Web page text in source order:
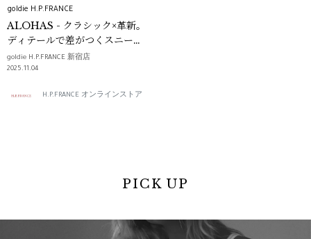
goldie H.P.FRANCE
ALOHAS - クラシック×革新。
ディテールで差がつくスニーカ
ー＆ローファー -
goldie H.P.FRANCE 新宿店
2025.11.04
H.P.FRANCE オンラインストア
PICK UP